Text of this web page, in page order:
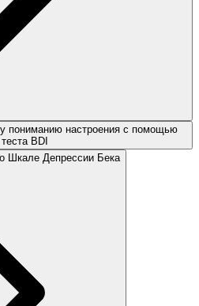
пониманию настроения с помощью
теста BDI
Шкале Депрессии Бека